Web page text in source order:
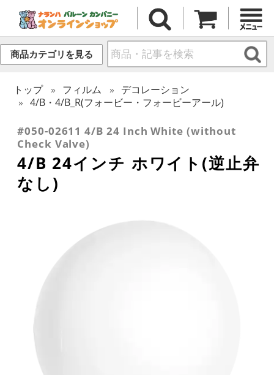
商品カテゴリを見る
トップ フィルム
デコレーション
4/B・4/B_R(フォービー・フォービーアール)
#050-02611 4/B 24 Inch White (without
Check Valve)
4/B 24インチ ホワイト(逆止弁
なし)